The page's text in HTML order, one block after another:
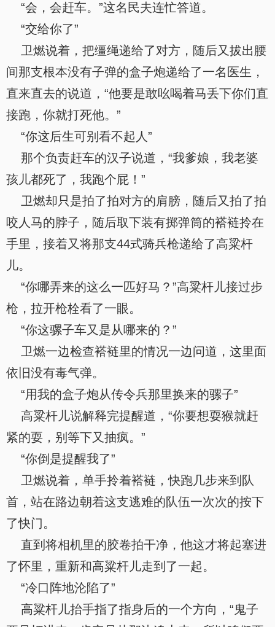
“会，会赶车。”这名民夫连忙答道。
“交给你了”
卫燃说着，把缰绳递给了对方，随后又拔出腰
间那支根本没有子弹的盒子炮递给了一名医生，
直来直去的说道，“他要是敢吆喝着马丢下你们直
接跑，你就打死他。”
“你这后生可别看不起人”
那个负责赶车的汉子说道，“我爹娘，我老婆
孩儿都死了，我跑个屁！”
卫燃却只是拍了拍对方的肩膀，随后又拍了拍
咬人马的脖子，随后取下装有掷弹筒的褡裢拎在
手里，接着又将那支44式骑兵枪递给了高粱杆
儿。
“你哪弄来的这么一匹好马？”高粱杆儿接过步
枪，拉开枪栓看了一眼。
“你这骡子车又是从哪来的？”
卫燃一边检查褡裢里的情况一边问道，这里面
依旧没有毒气弹。
“用我的盒子炮从传令兵那里换来的骡子”
高粱杆儿说解释完提醒道，“你要想耍猴就赶
紧的耍，别等下又抽疯。”
“你倒是提醒我了”
卫燃说着，单手拎着褡裢，快跑几步来到队
首，站在路边朝着这支逃难的队伍一次次的按下
了快门。
直到将相机里的胶卷拍干净，他这才将起塞进
了怀里，重新和高粱杆儿走到了一起。
“冷口阵地沦陷了”
高粱杆儿抬手指了指身后的一个方向，“鬼子